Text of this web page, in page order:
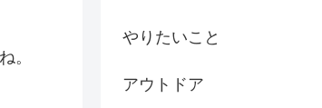
。
やりたいこと
アウトドア